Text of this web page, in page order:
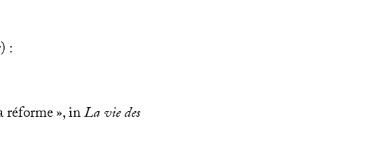
:
réforme», inLa vie des